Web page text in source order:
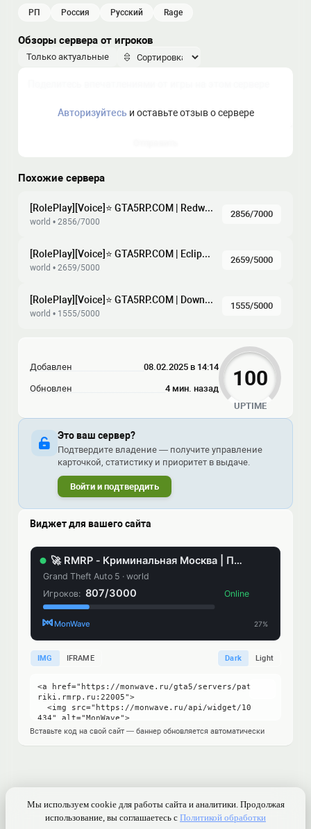
РП россия русский rage
Обзоры сервера от игроков
Только актуальные
Авторизуйтесьи оставьте отзыв о сервере
Похожие сервера
[RolePlay][Voice]⭐ GTA5RP.COM | Redwood | gta5rp.com/discord [1.1]
world • 2856/7000
2856/7000
[RolePlay][Voice]⭐ GTA5RP.COM | Eclipse | gta5rp.com/discord [1.1]
world • 2659/5000
2659/5000
[RolePlay][Voice]⭐ GTA5RP.COM | Downtown | gta5rp.com/discord [1.1]
world • 1555/5000
1555/5000
Добавлен 08.02.2025 в 14:14
Обновлен 4 мин. назад 100
UPTIME
Это ваш сервер?
Подтвердите владение — получите управление
карточкой, статистику и приоритет в выдаче.
Войти и подтвердить
Виджет для вашего сайта
IMG IFRAME Dark Light
Вставьте код на свой сайт — баннер обновляется автоматически